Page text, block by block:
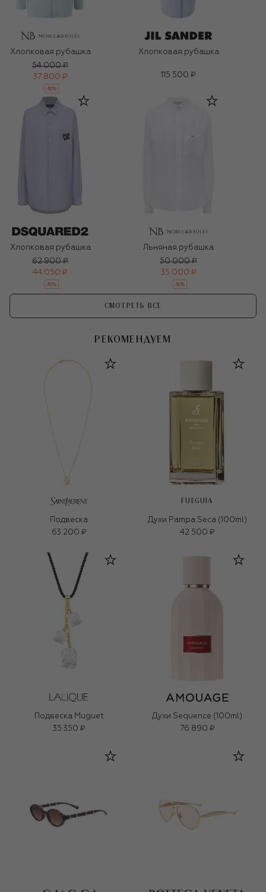
Хлопковая рубашка
54 000 ₽
37 800 ₽
-30%
Хлопковая рубашка
115 500 ₽
Хлопковая рубашка
62 900 ₽
44 050 ₽
-30%
Льняная рубашка
50 000 ₽
35 000 ₽
-30%
СМОТРЕТЬ ВСЕ
РЕКОМЕНДУЕМ
Подвеска
63 200 ₽
FUEGUIA
Духи Pampa Seca (100ml)
42 500 ₽
Подвеска Muguet
35 350 ₽
Духи Sequence (100ml)
76 890 ₽